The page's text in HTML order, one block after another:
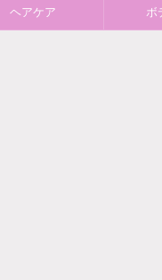
ヘアケア ボ